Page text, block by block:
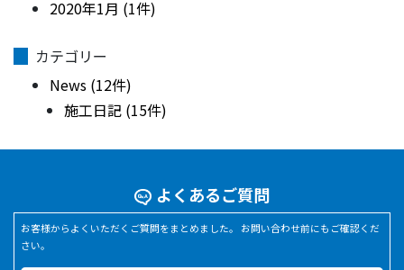
2020年1月 (1件)
カテゴリー
News (12件)
施工日記 (15件)
よくあるご質問
お客様からよくいただくご質問をまとめました。 お問い合わせ前にもご確認くだ
さい。